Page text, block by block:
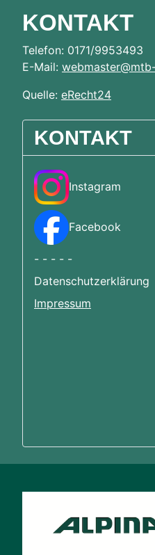
KONTAKT
Telefon: 0171/9953493
E-Mail:
Quelle: eRecht24
KONTAKT
Instagram
Facebook
- - - - -
Datenschutzerklärung
Impressum